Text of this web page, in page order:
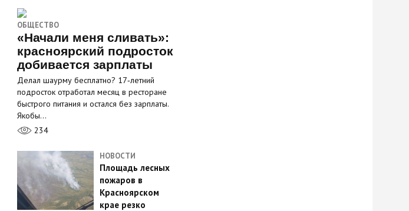
ОБЩЕСТВО
«Начали меня сливать»:
красноярский подросток
добивается зарплаты
Делал шаурму бесплатно? 17‑летний
подросток отработал месяц в ресторане
быстрого питания и остался без зарплаты.
Якобы…
234
НОВОСТИ
Площадь лесных
пожаров в
Красноярском
крае резко